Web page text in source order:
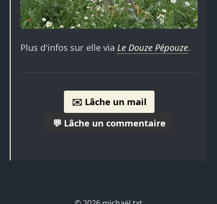
Plus d'infos sur elle via Le Douze Pépouze.
✉️ Lâche un mail
💬 Lâche un commentaire